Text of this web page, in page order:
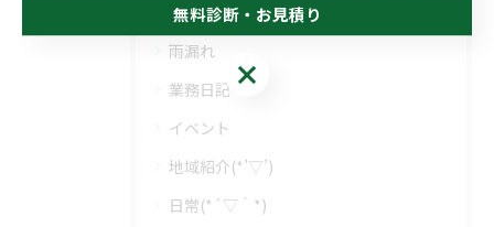
内装
雨漏れ
業務日記
イベント
地域紹介(*’▽’)
日常(*´▽｀*)
無料診断・お見積り
無料診断・お見積り